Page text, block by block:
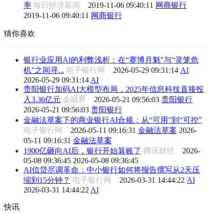
率 每日经济新闻 2019-11-06 09:40:11 网商银行
2019-11-06 09:40:11 网商银行
猜你喜欢
银行业应用AI的利弊浅析：在“赛博月魁”与“灵笼危
机”之间寻... 电子银行网 2026-05-29 09:31:14 AI
2026-05-29 09:31:14 AI
贵阳银行加码AI大模型布局，2025年信息科技直接投
入3.36亿元 金融界 2026-05-21 09:56:03 贵阳银行
2026-05-21 09:56:03 贵阳银行
金融法草案下的商业银行AI合规：从“可用”到“可控”
电子银行网 2026-05-11 09:16:31 金融法草案 2026-
05-11 09:16:31 金融法草案
1900亿砸向AI后，银行开始算账了 腾讯财经 2026-
05-08 09:36:45 2026-05-08 09:36:45
AI信贷尽调革命：中小银行如何将报告撰写从2天压
缩到15分钟？ 电子银行网 2026-03-31 14:44:22 AI
2026-03-31 14:44:22 AI
快讯